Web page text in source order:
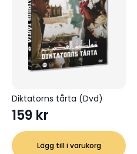
Diktatorns tårta (Dvd)
159 kr
Lägg till i varukorg